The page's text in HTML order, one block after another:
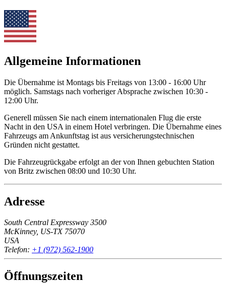
Allgemeine Informationen
Die Übernahme ist Montags bis Freitags von 13:00 - 16:00 Uhr
möglich. Samstags nach vorheriger Absprache zwischen 10:30 -
12:00 Uhr.
Generell müssen Sie nach einem internationalen Flug die erste
Nacht in den USA in einem Hotel verbringen. Die Übernahme eines
Fahrzeugs am Ankunftstag ist aus versicherungstechnischen
Gründen nicht gestattet.
Die Fahrzeugrückgabe erfolgt an der von Ihnen gebuchten Station
von Britz zwischen 08:00 und 10:30 Uhr.
Adresse
South Central Expressway 3500
McKinney, US-TX 75070
USA
Telefon: +1 (972) 562-1900
Öffnungszeiten